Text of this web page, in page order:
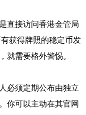
直接访问香港金管局
获得牌照的稳定币发
就需要格外警惕。
必须定期公布由独立
你可以主动在其官网